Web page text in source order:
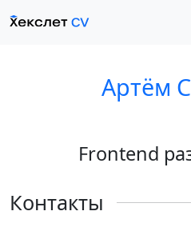
Артём
Frontend
Контакты